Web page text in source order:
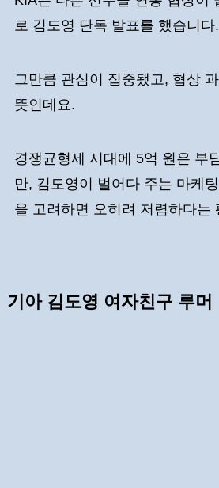
로 김도영 단독 발표를 했습니다.
그만큼 관심이 집중됐고, 협상
뜻인데요.
경쟁균형세 시대에 5억 원은 부
만, 김도영이 벌어다 주는 마케
을 고려하면 오히려 저렴하다는
기아 김도영 여자친구 루머